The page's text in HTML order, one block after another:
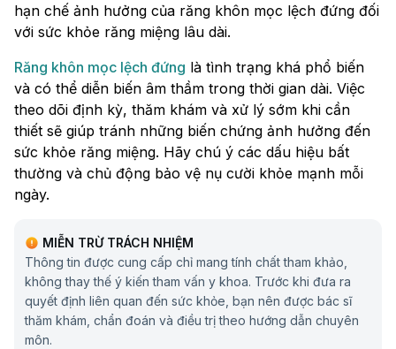
hạn chế ảnh hưởng của răng khôn mọc lệch đứng đối
với sức khỏe răng miệng lâu dài.
Răng khôn mọc lệch đứng là tình trạng khá phổ biến
và có thể diễn biến âm thầm trong thời gian dài. Việc
theo dõi định kỳ, thăm khám và xử lý sớm khi cần
thiết sẽ giúp tránh những biến chứng ảnh hưởng đến
sức khỏe răng miệng. Hãy chú ý các dấu hiệu bất
thường và chủ động bảo vệ nụ cười khỏe mạnh mỗi
ngày.
MIỄN TRỪ TRÁCH NHIỆM
Thông tin được cung cấp chỉ mang tính chất tham khảo,
không thay thế ý kiến tham vấn y khoa. Trước khi đưa ra
quyết định liên quan đến sức khỏe, bạn nên được bác sĩ
thăm khám, chẩn đoán và điều trị theo hướng dẫn chuyên
môn.